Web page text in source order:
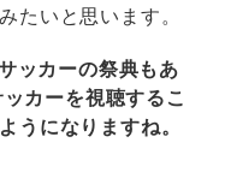
たいと思います。
カーの祭典もあ
カーを視聴するこ
うになりますね。